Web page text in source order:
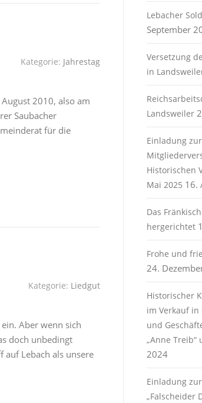
Kategorie: Jahrestag
2010, also am
Saubacher
für die
Kategorie: Liedgut
Aber wenn sich
doch unbedingt
auf Lebach als unsere
Lebacher
September
Versetzung
in
Landsweiler
Einladung zur
Historischen
Mai 2025 16.
Das
hergerichtet
Frohe und
24.
Historischer
im Verkauf in
und
„Anne Treib“
2024
Einladung
„Falscheider